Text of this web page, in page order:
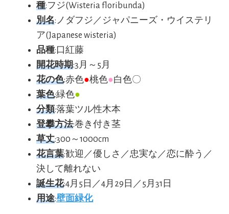
種:フジ(Wisteria floribunda)
別名:ノダフジ／ジャパニーズ・ウイステリ
ア(Japanese wisteria)
品種:口紅藤
開花時期:3月～5月
花の色:赤色●桃色●白色〇
葉色:緑色●
分類:落葉ツル性木本
登攀方法:巻き付き茎
草丈:300～1000cm
花言葉:歓迎／優しさ／忠実な／恋に酔う／
決して離れない
誕生花:4月5日／4月29日／5月31日
用途:壁面緑化